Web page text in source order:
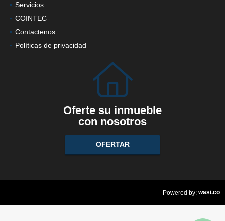
Servicios
COINTEC
Contactenos
Políticas de privacidad
Oferte su inmueble
con nosotros
OFERTAR
Powered by: wasi.co